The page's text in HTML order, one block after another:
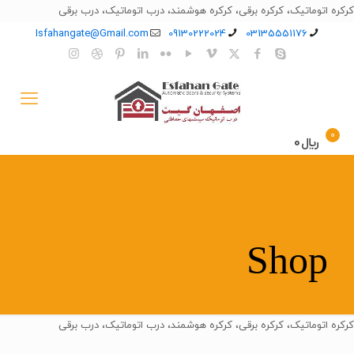
کرکره اتوماتیک، کرکره برقی، کرکره هوشمند، درب اتوماتیک، درب برقی
03135551176
09130222024
Isfahangate@Gmail.com
0 ﷼0
Shop
کرکره اتوماتیک، کرکره برقی، کرکره هوشمند، درب اتوماتیک، درب برقی